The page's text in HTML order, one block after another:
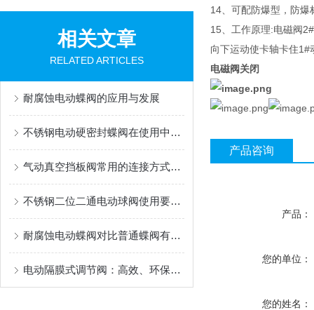
相关文章
RELATED ARTICLES
耐腐蚀电动蝶阀的应用与发展
不锈钢电动硬密封蝶阀在使用中容易遇到什么问题
气动真空挡板阀常用的连接方式有哪些？
不锈钢二位二通电动球阀使用要点介绍
耐腐蚀电动蝶阀对比普通蝶阀有何优点
电动隔膜式调节阀：高效、环保的未来之选
14、可配防爆型，防
15、工作原理:电磁阀
向下运动使卡轴卡住
电磁阀关闭
产品咨询
产品：
您的单位：
您的姓名：